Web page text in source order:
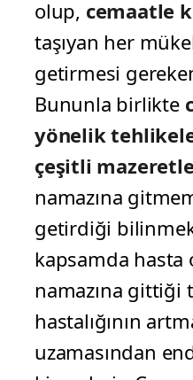
olup, cemaatle
taşıyan her
getirmesi
Bununla birlikte
yönelik
çeşitli
namazına
getirdiği
kapsamda hasta
namazına gittiği
hastalığının
uzamasından